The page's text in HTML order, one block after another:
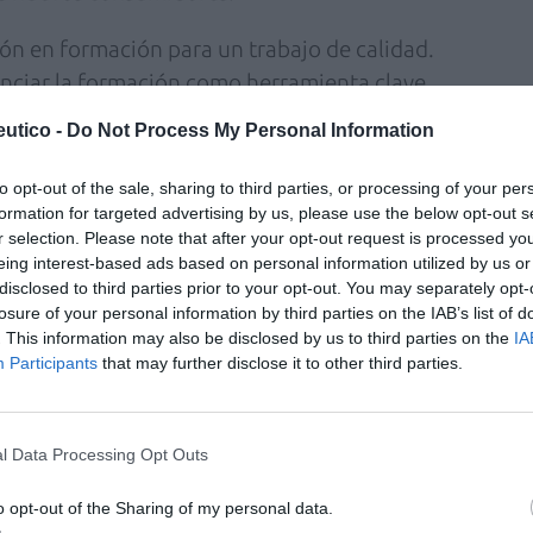
- Do Not Process My Personal Information
opt-out of the sale, sharing to third parties, or processing of your
for targeted advertising by us, please use the below opt-out
selection. Please note that after your opt-out request is processed
interest-based ads based on personal information utilized by us
to third parties prior to your opt-out. You may separately
of your personal information by third parties on the IAB’s list of
This information may also be disclosed by us to third parties on the
Participants that may further disclose it to other third parties.
Data Processing Opt Outs
opt-out of the Sharing of my personal data.
en formación para un trabajo de calidad.
la formación como herramienta clave
del comercio. Una formación que abarca
las técnicas de venda y la gestión, entre
también incluye potenciar la formación
entre las diferentes entidades
asociaciones…). Al mismo tiempo,
requiere profesionales
se convierte en una herramienta
y aporta estabilidad al mismo.
impulsar la economía sostenible a
que requiere menos transporte, menos
social del comercio con las
detección de problemas de exclusión a